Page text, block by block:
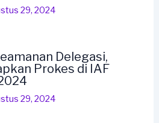
29, 2024
Delegasi,
Prokes di IAF
29, 2024